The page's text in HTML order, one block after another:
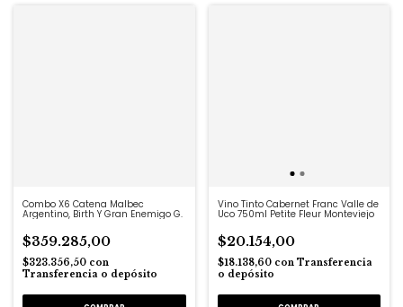
Combo X6 Catena Malbec
Argentino, Birth Y Gran Enemigo G.
$359.285,00
$323.356,50 con
Transferencia o depósito
Vino Tinto Cabernet Franc Valle de
Uco 750ml Petite Fleur Monteviejo
$20.154,00
$18.138,60 con Transferencia
o depósito